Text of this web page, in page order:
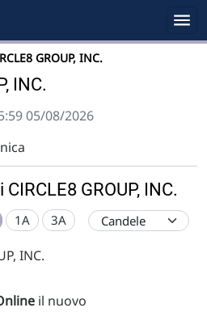
GROUP, INC.
INC.
05/08/2026
GROUP, INC.
1A 3A
il nuovo